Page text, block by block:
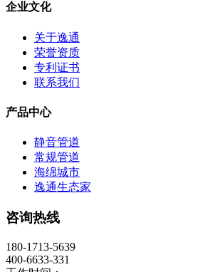
企业文化
关于逸通
荣誉资质
专利证书
联系我们
产品中心
静音管道
常规管道
海绵城市
逸通生态家
咨询热线
180-1713-5639
400-6633-331